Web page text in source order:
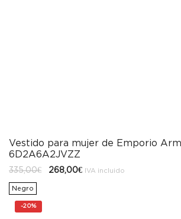
Vestido para mujer de Emporio
6D2A6A2JVZZ
335,00€
El
precio
268,00€ElIVA incluido
Negro
-20%